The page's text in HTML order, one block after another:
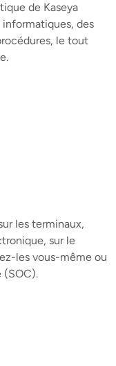
de Kaseya
des
le tout
les terminaux,
sur le
les vous-même ou
(SOC).